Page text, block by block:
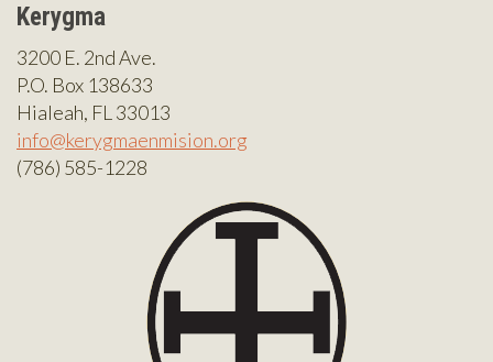
Kerygma
3200 E. 2nd Ave.
P.O. Box 138633
Hialeah, FL 33013
info@kerygmaenmision.org
(786) 585-1228